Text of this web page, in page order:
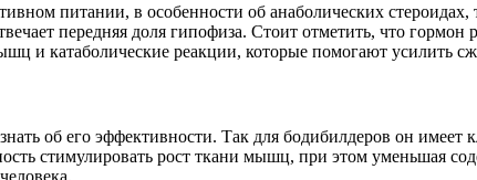
питании, в особенности об анаболических
передняя доля гипофиза. Стоит отметить, что
и катаболические реакции, которые помогают усилить
об его эффективности. Так для бодибилдеров он имеет
стимулировать рост ткани мышц, при этом уменьшая